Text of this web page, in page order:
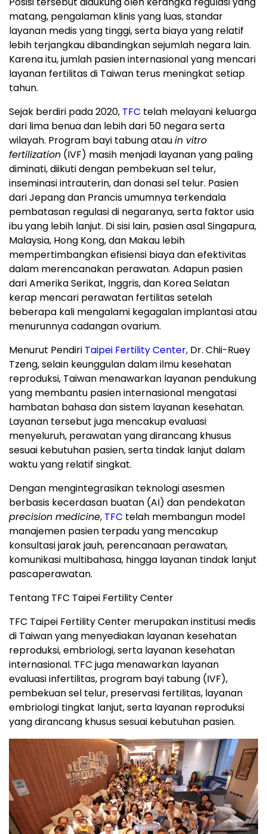
matang, pengalaman klinis yang luas, standar
layanan medis yang tinggi, serta biaya yang relatif
lebih terjangkau dibandingkan sejumlah negara lain.
Karena itu, jumlah pasien internasional yang mencari
layanan fertilitas di Taiwan terus meningkat setiap
tahun.
Sejak berdiri pada 2020, TFC telah melayani keluarga
dari lima benua dan lebih dari 50 negara serta
wilayah. Program bayi tabung atauin vitro
fertilization (IVF) masih menjadi layanan yang paling
diminati, diikuti dengan pembekuan sel telur,
inseminasi intrauterin, dan donasi sel telur. Pasien
dari Jepang dan Prancis umumnya terkendala
pembatasan regulasi di negaranya, serta faktor usia
ibu yang lebih lanjut. Di sisi lain, pasien asal Singapura,
Malaysia, Hong Kong, dan Makau lebih
mempertimbangkan efisiensi biaya dan efektivitas
dalam merencanakan perawatan. Adapun pasien
dari Amerika Serikat, Inggris, dan Korea Selatan
kerap mencari perawatan fertilitas setelah
beberapa kali mengalami kegagalan implantasi atau
menurunnya cadangan ovarium.
Menurut Pendiri Taipei Fertility Center, Dr. Chii-Ruey
Tzeng, selain keunggulan dalam ilmu kesehatan
reproduksi, Taiwan menawarkan layanan pendukung
yang membantu pasien internasional mengatasi
hambatan bahasa dan sistem layanan kesehatan.
Layanan tersebut juga mencakup evaluasi
menyeluruh, perawatan yang dirancang khusus
sesuai kebutuhan pasien, serta tindak lanjut dalam
waktu yang relatif singkat.
Dengan mengintegrasikan teknologi asesmen
berbasis kecerdasan buatan (AI) dan pendekatan
precision medicine, TFC telah membangun model
manajemen pasien terpadu yang mencakup
konsultasi jarak jauh, perencanaan perawatan,
komunikasi multibahasa, hingga layanan tindak lanjut
pascaperawatan.
Tentang TFC Taipei Fertility Center
TFC Taipei Fertility Center merupakan institusi medis
di Taiwan yang menyediakan layanan kesehatan
reproduksi, embriologi, serta layanan kesehatan
internasional. TFC juga menawarkan layanan
evaluasi infertilitas, program bayi tabung (IVF),
pembekuan sel telur, preservasi fertilitas, layanan
embriologi tingkat lanjut, serta layanan reproduksi
yang dirancang khusus sesuai kebutuhan pasien.